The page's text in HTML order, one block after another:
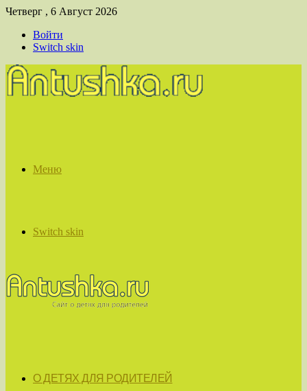
Четверг , 6 Август 2026
Войти
Switch skin
Меню
Switch skin
О ДЕТЯХ ДЛЯ РОДИТЕЛЕЙ